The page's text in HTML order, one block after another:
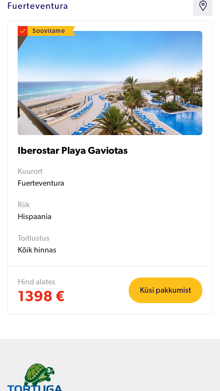
Fuerteventura
Soovitame
Iberostar Playa Gaviotas
Kuurort
Fuerteventura
Riik
Hispaania
Toitlustus
Kõik hinnas
Hind alates
1398 € Küsi pakkumist